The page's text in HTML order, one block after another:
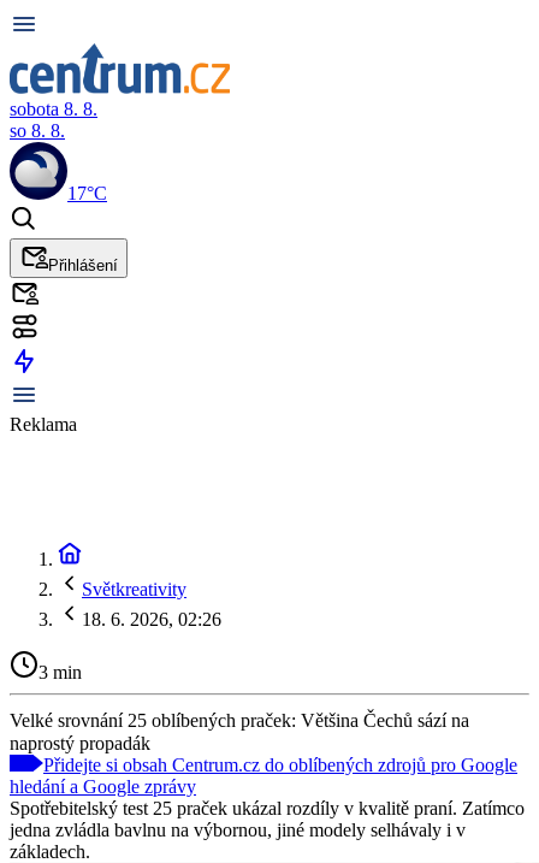
sobota 8. 8.
so 8. 8.
17°C
Přihlášení
Reklama
Světkreativity
18. 6. 2026, 02:26
3 min
Velké srovnání 25 oblíbených praček: Většina Čechů sází na
naprostý propadák
Přidejte si obsah Centrum.cz do oblíbených zdrojů pro Google
hledání a Google zprávy
Spotřebitelský test 25 praček ukázal rozdíly v kvalitě praní. Zatímco
jedna zvládla bavlnu na výbornou, jiné modely selhávaly i v
základech.